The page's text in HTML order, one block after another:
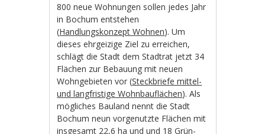
800 neue Wohnungen sollen jedes Jahr
in Bochum entstehen
(Handlungskonzept Wohnen). Um
dieses ehrgeizige Ziel zu erreichen,
schlägt die Stadt dem Stadtrat jetzt 34
Flächen zur Bebauung mit neuen
Wohngebieten vor (Steckbriefe mittel-
und langfristige Wohnbauflächen). Als
mögliches Bauland nennt die Stadt
Bochum neun vorgenutzte Flächen mit
insgesamt 22,6 ha und und 18 Grün-